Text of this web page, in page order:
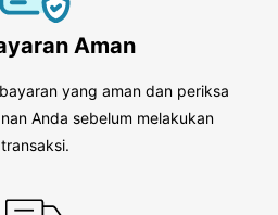
Aman
yang aman dan periksa
Anda sebelum melakukan
transaksi.